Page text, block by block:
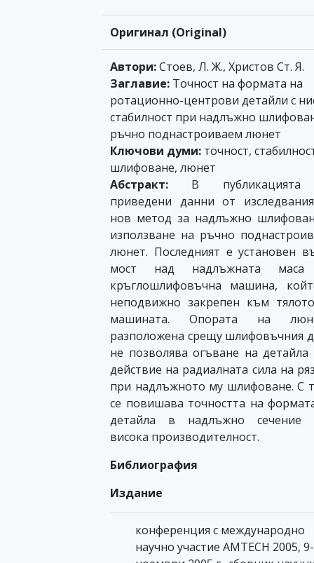
Оригинал (Original)
Автори:Стоев, Л. Ж., Христов Ст. Я.
Заглавие: Точност на формата на
ротационно-центрови детайли с
стабилност при надлъжно
ръчно поднастроиваем люнет
Ключови думи: точност,
шлифоване, люнет
Абстракт: В публикацията
приведени данни от
нов метод за надлъжно
използване на ръчно
люнет. Последният е установен
мост над надлъжната
кръглошлифовъчна машина,
неподвижно закрепен към
машината. Опората на
разположена срещу шлифовъчния
не позволява огъване на детайла
действие на радиалната сила на
при надлъжното му шлифоване. С
се повишава точността на
детайла в надлъжно сечение
висока производителност.
Библиография
Издание
конференция с международно
научно участие AMTECH 2005,